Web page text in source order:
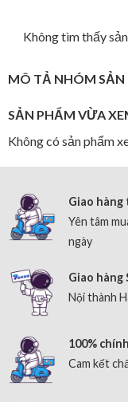
Không tìm thấy
MÔ TẢ NHÓM SẢN
SẢN PHẨM VỪA
Không có sản phẩm
Giao
Yên tâm
ngày
Giao hàng
Nội thành
100%
Cam kết